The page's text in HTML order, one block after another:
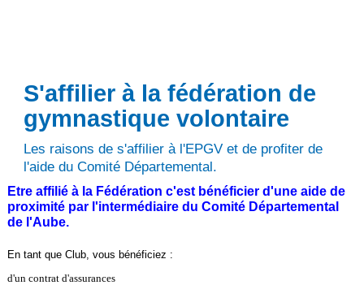
S'affilier à la fédération de
gymnastique volontaire
Les raisons de s'affilier à l'EPGV et de profiter de
l'aide du Comité Départemental.
Etre affilié à la Fédération c'est bénéficier d'une aide de
proximité par l'intermédiaire du Comité Départemental
de l'Aube.
En tant que Club, vous bénéficiez :
d'un contrat d'assurances